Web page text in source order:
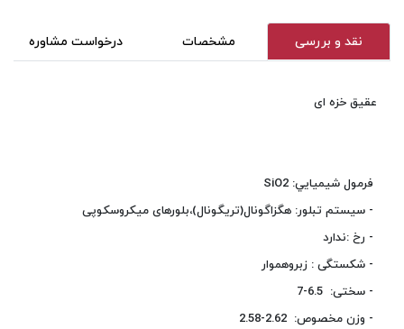
نقد و بررسی مشخصات درخواست مشاوره
عقیق خزه ای
فرمول شيميايي: SiO2
- سیستم تبلور: هگزاگونال(تریگونال)،بلورهای میکروسکوپی
- رخ :ندارد
- شکستگی : زبروهموار
- سختی: 6.5-7
- وزن مخصوص: 2.62-2.58